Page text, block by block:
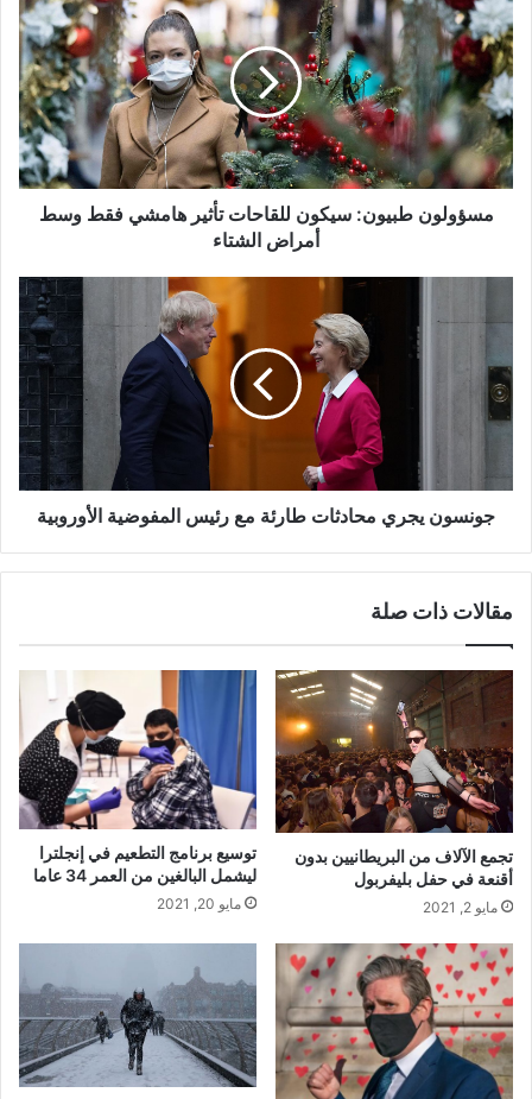
طبيون:
سيكون
للقاحات
تأثير
هامشي
فقط
وسط
أمراض
الشتاء
مسؤولون طبيون: سيكون للقاحات تأثير هامشي فقط وسط
أمراض الشتاء
محادثات
طارئة
مع
رئيس
جونسون يجري محادثات طارئة مع رئيس المفوضية الأوروبية
مقالات ذات صلة
تجمع الآلاف من البريطانيين بدون
أقنعة في حفل بليفربول
مايو 2, 2021
توسيع برنامج التطعيم في إنجلترا
ليشمل البالغين من العمر 34 عاما
مايو 20, 2021